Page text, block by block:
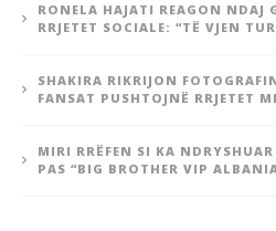
RONELA HAJATI REAGON NDAJ
RRJETET SOCIALE: “TË VJEN
SHAKIRA RIKRIJON
FANSAT PUSHTOJNË RRJETET
MIRI RRËFEN SI KA NDRYSHUAR
PAS “BIG BROTHER VIP